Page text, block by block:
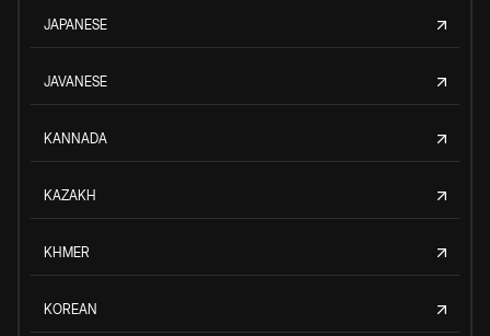
JAPANESE
JAVANESE
KANNADA
KAZAKH
KHMER
KOREAN